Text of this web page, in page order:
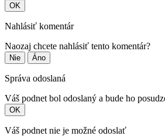
OK
Nahlásiť komentár
Naozaj chcete nahlásiť tento komentár?
Nie Áno
Správa odoslaná
Váš podnet bol odoslaný a bude ho
OK
Váš podnet nie je možné odoslať